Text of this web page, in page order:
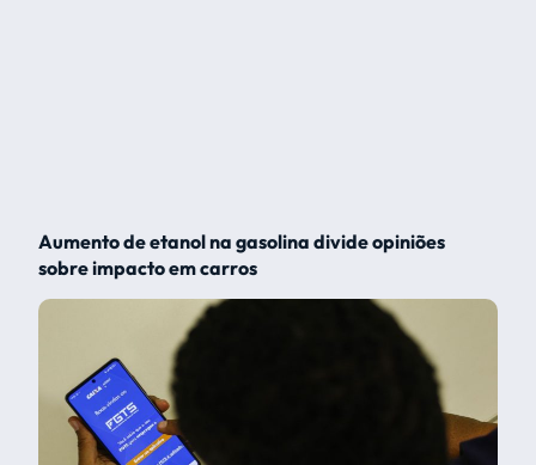
Aumento de etanol na gasolina divide opiniões
sobre impacto em carros